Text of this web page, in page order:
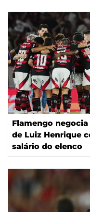
Flamengo
de Luiz Henrique
salário do elenco